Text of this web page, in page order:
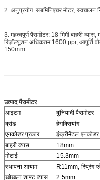
2. अनुप्रयोग: सबमिनिएचर मोटर,
3. महत्वपूर्ण पैरामीटर: 18 मिमी बाहरी
रिज़ॉल्यूशन अधिकतम 1600 ppr, आपूर्ति
150mm
उत्पाद पैरामीटर
आइटम
बुनियादी पैरामीटर
ब्रांड
हेंगक्सियांग
एनकोडर प्रकार
इंक्रीमेंटल एनकोडर
बाहरी व्यास
18mm
मोटाई
15.3mm
स्थापना आयाम
R11mm, स्प्रिंग
खोखला शाफ्ट व्यास
2.5mm